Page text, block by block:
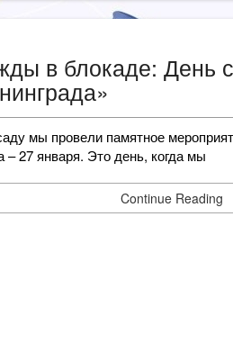
в блокаде: День
мы провели памятное
– 27 января. Это день, когда мы
Continue Reading